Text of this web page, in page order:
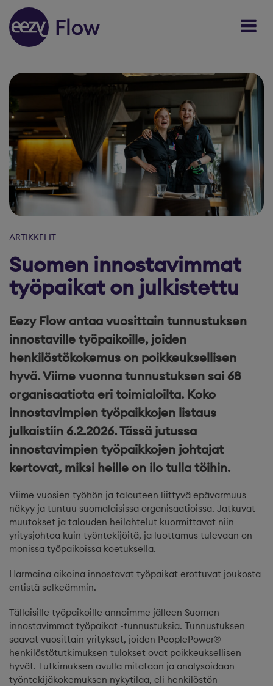
Skip to content
ARTIKKELIT
Suomen innostavimmat
työpaikat on julkistettu
Eezy Flow antaa vuosittain tunnustuksen
innostaville työpaikoille, joiden
henkilöstökokemus on poikkeuksellisen
hyvä. Viime vuonna tunnustuksen sai 68
organisaatiota eri toimialoilta. Koko
innostavimpien työpaikkojen listaus
julkaistiin 6.2.2026. Tässä jutussa
innostavimpien työpaikkojen johtajat
kertovat, miksi heille on ilo tulla töihin.
Viime vuosien työhön ja talouteen liittyvä epävarmuus
näkyy ja tuntuu suomalaisissa organisaatioissa. Jatkuvat
muutokset ja talouden heilahtelut kuormittavat niin
yritysjohtoa kuin työntekijöitä, ja luottamus tulevaan on
monissa työpaikoissa koetuksella.
Harmaina aikoina innostavat työpaikat erottuvat joukosta
entistä selkeämmin.
Tällaisille työpaikoille annoimme jälleen Suomen
innostavimmat työpaikat -tunnustuksia. Tunnustuksen
saavat vuosittain yritykset, joiden PeoplePower®-
henkilöstötutkimuksen tulokset ovat poikkeuksellisen
hyvät. Tutkimuksen avulla mitataan ja analysoidaan
työntekijäkokemuksen nykytilaa, eli henkilöstön